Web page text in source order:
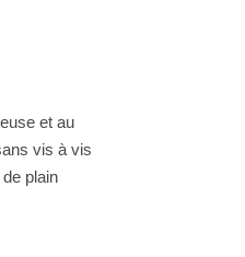
et au
vis à vis
plain